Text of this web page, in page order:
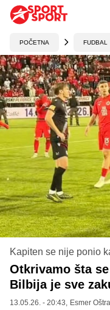
POČETNA FUDBAL
Kapiten se nije ponio
Otkrivamo šta
Bilbija je sve
13.05.26. - 20:43, Esmer